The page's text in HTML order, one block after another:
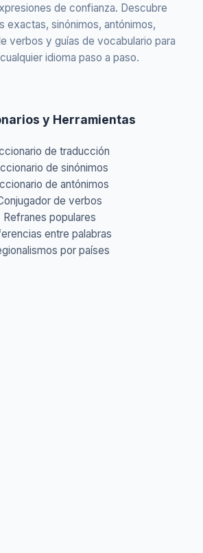
de confianza. Descubre
exactas, sinónimos, antónimos,
verbos y guías de vocabulario para
idioma paso a paso.
y Herramientas
de traducción
de sinónimos
de antónimos
de verbos
Refranes populares
entre palabras
por países